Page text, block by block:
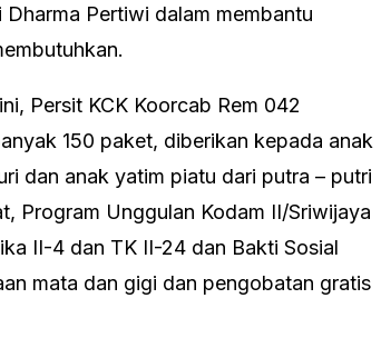
Pertiwi dalam membantu
Persit KCK Koorcab Rem 042
150 paket, diberikan kepada anak
dan anak yatim piatu dari putra – putri
Program Unggulan Kodam II/Sriwijaya
II-4 dan TK II-24 dan Bakti Sosial
mata dan gigi dan pengobatan gratis